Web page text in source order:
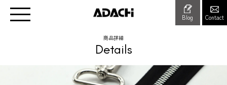
Blog Contact
商品詳細
Details